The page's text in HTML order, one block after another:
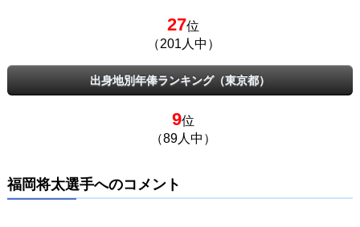
27位
（201人中）
出身地別年俸ランキング（東京都）
9位
（89人中）
福岡将太選手へのコメント